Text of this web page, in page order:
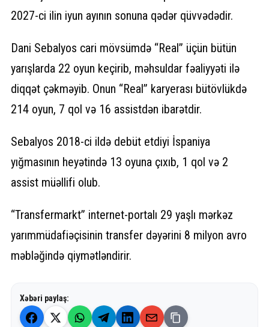
2027-ci ilin iyun ayının sonuna qədər qüvvədədir.
Dani Sebalyos cari mövsümdə “Real” üçün bütün
yarışlarda 22 oyun keçirib, məhsuldar fəaliyyəti ilə
diqqət çəkməyib. Onun “Real” karyerası bütövlükdə
214 oyun, 7 qol və 16 assistdən ibarətdir.
Sebalyos 2018-ci ildə debüt etdiyi İspaniya
yığmasının heyətində 13 oyuna çıxıb, 1 qol və 2
assist müəllifi olub.
“Transfermarkt” internet-portalı 29 yaşlı mərkəz
yarımmüdafiəçisinin transfer dəyərini 8 milyon avro
məbləğində qiymətləndirir.
Xəbəri paylaş: